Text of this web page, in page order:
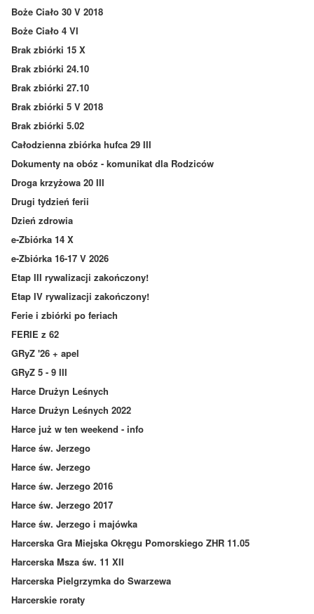
Boże Ciało 30 V 2018
Boże Ciało 4 VI
Brak zbiórki 15 X
Brak zbiórki 24.10
Brak zbiórki 27.10
Brak zbiórki 5 V 2018
Brak zbiórki 5.02
Całodzienna zbiórka hufca 29 III
Dokumenty na obóz - komunikat dla Rodziców
Droga krzyżowa 20 III
Drugi tydzień ferii
Dzień zdrowia
e-Zbiórka 14 X
e-Zbiórka 16-17 V 2026
Etap III rywalizacji zakończony!
Etap IV rywalizacji zakończony!
Ferie i zbiórki po feriach
FERIE z 62
GRyZ '26 + apel
GRyZ 5 - 9 III
Harce Drużyn Leśnych
Harce Drużyn Leśnych 2022
Harce już w ten weekend - info
Harce św. Jerzego
Harce św. Jerzego
Harce św. Jerzego 2016
Harce św. Jerzego 2017
Harce św. Jerzego i majówka
Harcerska Gra Miejska Okręgu Pomorskiego ZHR 11.05
Harcerska Msza św. 11 XII
Harcerska Pielgrzymka do Swarzewa
Harcerskie roraty